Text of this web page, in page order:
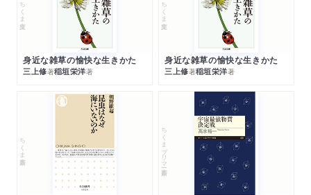
ちくま文庫
身近な雑草の愉快な生きかた
三上修著稲垣栄洋著
ちくま文庫
身近な雑草の愉快な生きかた
三上修著稲垣栄洋著
ちくま新書 ちくまプリマー新書